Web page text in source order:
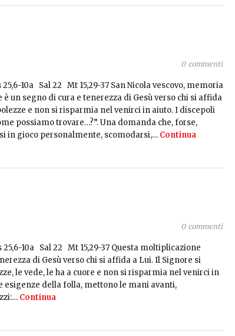
0 commenti
10a Sal 22 Mt 15,29-37 San Nicola vescovo, memoria
un segno di cura e tenerezza di Gesù verso chi si affida
e non si risparmia nel venirci in aiuto. I discepoli
possiamo trovare…?”. Una domanda che, forse,
in gioco personalmente, scomodarsi,… Continua
0 commenti
10a Sal 22 Mt 15,29-37 Questa moltiplicazione
di Gesù verso chi si affida a Lui. Il Signore si
le vede, le ha a cuore e non si risparmia nel venirci in
esigenze della folla, mettono le mani avanti,
Continua